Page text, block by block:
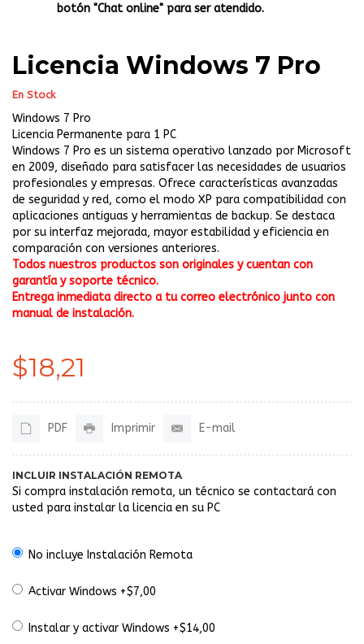
botón "Chat online" para ser atendido.
Licencia Windows 7 Pro
En Stock
Windows 7 Pro
Licencia Permanente para 1 PC
Windows 7 Pro es un sistema operativo lanzado por Microsoft
en 2009, diseñado para satisfacer las necesidades de usuarios
profesionales y empresas. Ofrece características avanzadas
de seguridad y red, como el modo XP para compatibilidad con
aplicaciones antiguas y herramientas de backup. Se destaca
por su interfaz mejorada, mayor estabilidad y eficiencia en
comparación con versiones anteriores.
Todos nuestros productos son originales y cuentan con
garantía y soporte técnico.
Entrega inmediata directo a tu correo electrónico junto con
manual de instalación.
$18,21
PDF Imprimir E-mail
INCLUIR INSTALACIÓN REMOTA
Si compra instalación remota, un técnico se contactará con
usted para instalar la licencia en su PC
No incluye Instalación Remota
Activar Windows +$7,00
Instalar y activar Windows +$14,00